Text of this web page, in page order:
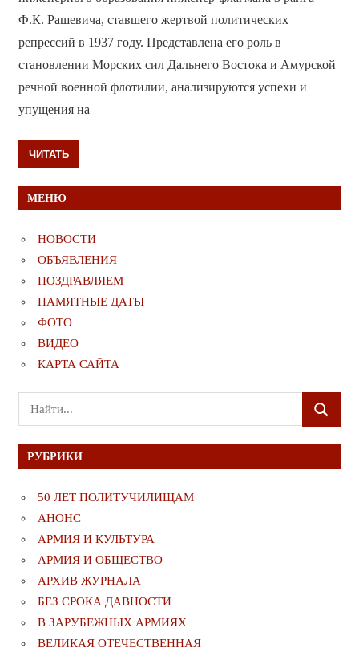
Ф.К. Рашевича, ставшего жертвой политических
репрессий в 1937 году. Представлена его роль в
становлении Морских сил Дальнего Востока и Амурской
речной военной флотилии, анализируются успехи и
упущения на
ЧИТАТЬ
МЕНЮ
НОВОСТИ
ОБЪЯВЛЕНИЯ
ПОЗДРАВЛЯЕМ
ПАМЯТНЫЕ ДАТЫ
ФОТО
ВИДЕО
КАРТА САЙТА
Поиск
для:
ПОИСК
РУБРИКИ
50 ЛЕТ ПОЛИТУЧИЛИЩАМ
АНОНС
АРМИЯ И КУЛЬТУРА
АРМИЯ И ОБЩЕСТВО
АРХИВ ЖУРНАЛА
БЕЗ СРОКА ДАВНОСТИ
В ЗАРУБЕЖНЫХ АРМИЯХ
ВЕЛИКАЯ ОТЕЧЕСТВЕННАЯ